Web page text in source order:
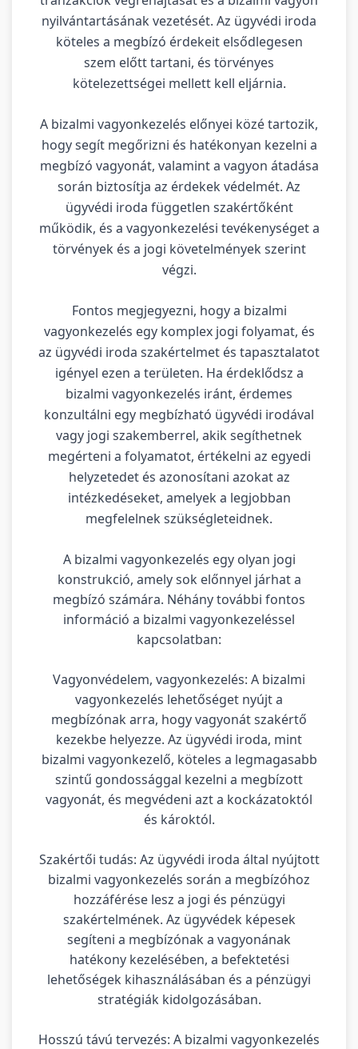
nyilvántartásának vezetését. Az ügyvédi iroda
köteles a megbízó érdekeit elsődlegesen
szem előtt tartani, és törvényes
kötelezettségei mellett kell eljárnia.
A bizalmi vagyonkezelés előnyei közé tartozik,
hogy segít megőrizni és hatékonyan kezelni a
megbízó vagyonát, valamint a vagyon átadása
során biztosítja az érdekek védelmét. Az
ügyvédi iroda független szakértőként
működik, és a vagyonkezelési tevékenységet a
törvények és a jogi követelmények szerint
végzi.
Fontos megjegyezni, hogy a bizalmi
vagyonkezelés egy komplex jogi folyamat, és
az ügyvédi iroda szakértelmet és tapasztalatot
igényel ezen a területen. Ha érdeklődsz a
bizalmi vagyonkezelés iránt, érdemes
konzultálni egy megbízható ügyvédi irodával
vagy jogi szakemberrel, akik segíthetnek
megérteni a folyamatot, értékelni az egyedi
helyzetedet és azonosítani azokat az
intézkedéseket, amelyek a legjobban
megfelelnek szükségleteidnek.
A bizalmi vagyonkezelés egy olyan jogi
konstrukció, amely sok előnnyel járhat a
megbízó számára. Néhány további fontos
információ a bizalmi vagyonkezeléssel
kapcsolatban:
Vagyonvédelem, vagyonkezelés: A bizalmi
vagyonkezelés lehetőséget nyújt a
megbízónak arra, hogy vagyonát szakértő
kezekbe helyezze. Az ügyvédi iroda, mint
bizalmi vagyonkezelő, köteles a legmagasabb
szintű gondossággal kezelni a megbízott
vagyonát, és megvédeni azt a kockázatoktól
és károktól.
Szakértői tudás: Az ügyvédi iroda által nyújtott
bizalmi vagyonkezelés során a megbízóhoz
hozzáférése lesz a jogi és pénzügyi
szakértelmének. Az ügyvédek képesek
segíteni a megbízónak a vagyonának
hatékony kezelésében, a befektetési
lehetőségek kihasználásában és a pénzügyi
stratégiák kidolgozásában.
Hosszú távú tervezés: A bizalmi vagyonkezelés